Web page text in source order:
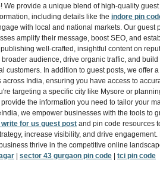
We provide a unique blend of high-quality
including details like the indore pin
with local and national markets. Our guest
amplify their message, boost SEO, and
well-crafted, insightful content on
broader audience, drive organic traffic, and
customers. In addition to guest posts, we offer
across India, ensuring you have access to
targeting a specific city like Mysore or
the information you need to tailor your
we empower businesses with the tools to
for us guest post and pin code resources
increase visibility, and drive engagement.
thrive in the competitive online
sector 43 gurgaon pin code tci pin code